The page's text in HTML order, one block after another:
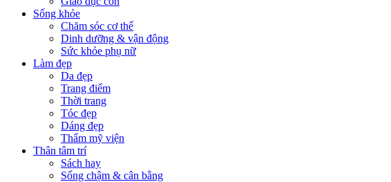
Sống khỏe
Chăm sóc cơ thể
Dinh dưỡng & vận động
Sức khỏe phụ nữ
Làm đẹp
Da đẹp
Trang điểm
Thời trang
Tóc đẹp
Dáng đẹp
Thẩm mỹ viện
Thân tâm trí
Sách hay
Sống chậm & cân bằng